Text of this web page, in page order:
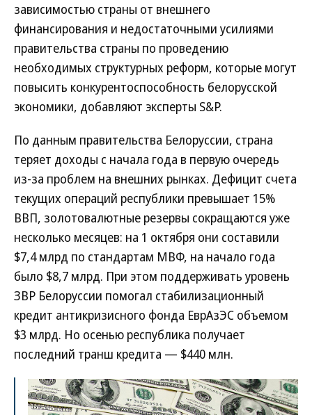
зависимостью страны от внешнего
финансирования и недостаточными усилиями
правительства страны по проведению
необходимых структурных реформ, которые могут
повысить конкурентоспособность белорусской
экономики, добавляют эксперты S&P.
По данным правительства Белоруссии, страна
теряет доходы с начала года в первую очередь
из-за проблем на внешних рынках. Дефицит счета
текущих операций республики превышает 15%
ВВП, золотовалютные резервы сокращаются уже
несколько месяцев: на 1 октября они составили
$7,4 млрд по стандартам МВФ, на начало года
было $8,7 млрд. При этом поддерживать уровень
ЗВР Белоруссии помогал стабилизационный
кредит антикризисного фонда ЕврАзЭС объемом
$3 млрд. Но осенью республика получает
последний транш кредита — $440 млн.